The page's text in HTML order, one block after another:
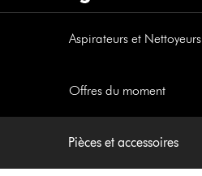
Aspirateurs et Nettoyeurs
Offres du moment
Pièces et accessoires